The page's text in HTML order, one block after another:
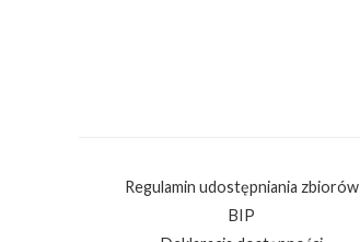
Regulamin udostępniania zbiorów
BIP